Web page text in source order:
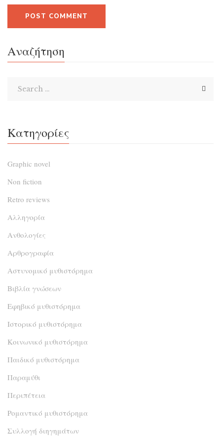
Αναζήτηση
Κατηγορίες
Graphic novel
Non fiction
Retro reviews
Αλληγορία
Ανθολογίες
Αρθρογραφία
Αστυνομικό μυθιστόρημα
Βιβλία γνώσεων
Εφηβικό μυθιστόρημα
Ιστορικό μυθιστόρημα
Κοινωνικό μυθιστόρημα
Παιδικό μυθιστόρημα
Παραμύθι
Περιπέτεια
Ρομαντικό μυθιστόρημα
Συλλογή διηγημάτων